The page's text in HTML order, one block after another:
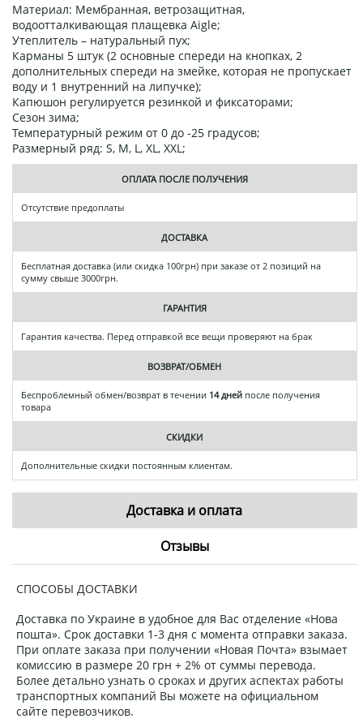
Материал: Мембранная, ветрозащитная,
водоотталкивающая плащевка Aigle;
Утеплитель – натуральный пух;
Карманы 5 штук (2 основные спереди на кнопках, 2
дополнительных спереди на змейке, которая не пропускает
воду и 1 внутренний на липучке);
Капюшон регулируется резинкой и фиксаторами;
Сезон зима;
Температурный режим от 0 до -25 градусов;
Размерный ряд: S, M, L, XL, XXL;
ОПЛАТА ПОСЛЕ ПОЛУЧЕНИЯ
Отсутствие предоплаты
ДОСТАВКА
Бесплатная доставка (или скидка 100грн) при заказе от 2 позиций на
сумму свыше 3000грн.
ГАРАНТИЯ
Гарантия качества. Перед отправкой все вещи проверяют на брак
ВОЗВРАТ/ОБМЕН
Беспроблемный обмен/возврат в течении 14 дней после получения
товара
СКИДКИ
Дополнительные скидки постоянным клиентам.
Доставка и оплата
Отзывы
СПОСОБЫ ДОСТАВКИ
Доставка по Украине в удобное для Вас отделение «Нова
пошта». Срок доставки 1-3 дня с момента отправки заказа.
При оплате заказа при получении «Новая Почта» взымает
комиссию в размере 20 грн + 2% от суммы перевода.
Более детально узнать о сроках и других аспектах работы
транспортных компаний Вы можете на официальном
сайте перевозчиков.